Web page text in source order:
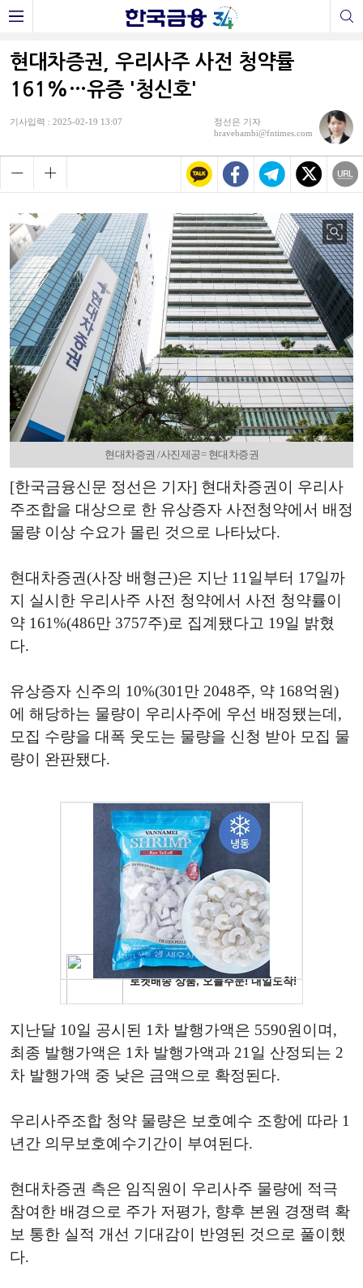
현대차증권, 우리사주 사전 청약률
161%…유증 '청신호'
기사입력 : 2025-02-19 13:07
정선은 기자
bravebambi@fntimes.com
현대차증권 /사진제공= 현대차증권
[한국금융신문 정선은 기자] 현대차증권이 우리사
주조합을 대상으로 한 유상증자 사전청약에서 배정
물량 이상 수요가 몰린 것으로 나타났다.
현대차증권(사장 배형근)은 지난 11일부터 17일까
지 실시한 우리사주 사전 청약에서 사전 청약률이
약 161%(486만 3757주)로 집계됐다고 19일 밝혔
다.
유상증자 신주의 10%(301만 2048주, 약 168억원)
에 해당하는 물량이 우리사주에 우선 배정됐는데,
모집 수량을 대폭 웃도는 물량을 신청 받아 모집 물
량이 완판됐다.
지난달 10일 공시된 1차 발행가액은 5590원이며,
최종 발행가액은 1차 발행가액과 21일 산정되는 2
차 발행가액 중 낮은 금액으로 확정된다.
우리사주조합 청약 물량은 보호예수 조항에 따라 1
년간 의무보호예수기간이 부여된다.
현대차증권 측은 임직원이 우리사주 물량에 적극
참여한 배경으로 주가 저평가, 향후 본원 경쟁력 확
보 통한 실적 개선 기대감이 반영된 것으로 풀이했
다.